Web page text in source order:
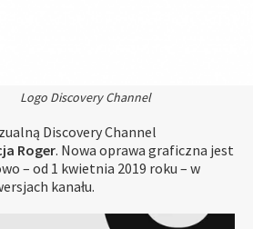
Logo Discovery Channel
Discovery Channel
Roger. Nowa oprawa graficzna jest
– od 1 kwietnia 2019 roku – w
kanału.